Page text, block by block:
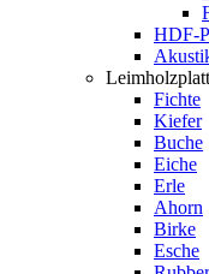
HDF-
Fichte
Kiefer
Buche
Eiche
Erle
Ahorn
Birke
Esche